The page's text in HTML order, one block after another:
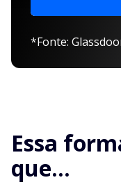
*Fonte:
Essa
que...